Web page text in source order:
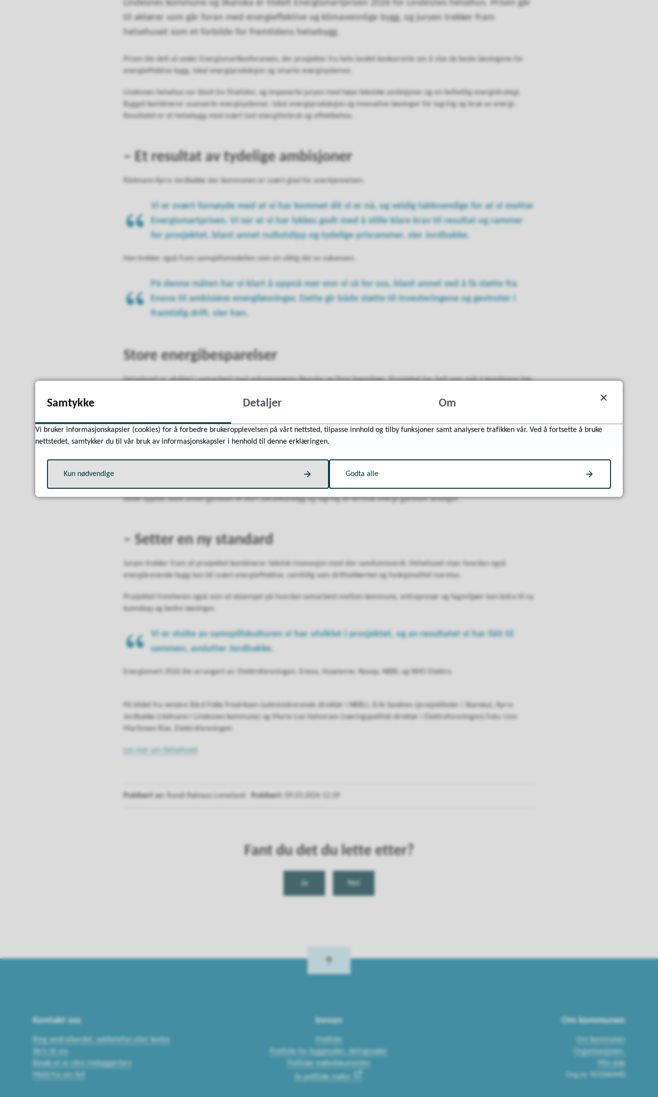
Lindesnes kommune og Skanska er tildelt Energismartprisen 2026 for Lindesnes helsehus. Prisen går
til aktører som går foran med energieffektive og klimavennlige bygg, og juryen trekker fram
helsehuset som et forbilde for fremtidens helsebygg.
Prisen ble delt ut under Energismartkonferansen, der prosjekter fra hele landet konkurrerte om å vise de beste løsningene for
energieffektive bygg, lokal energiproduksjon og smarte energisystemer.
Lindesnes helsehus var blant tre finalister, og imponerte juryen med høye tekniske ambisjoner og en helhetlig energistrategi.
Bygget kombinerer avanserte energisystemer, lokal energiproduksjon og innovative løsninger for lagring og bruk av energi.
Resultatet er et helsebygg med svært lavt energiforbruk og effektbehov.
– Et resultat av tydelige ambisjoner
Rådmann Kyrre Jordbakke sier kommunen er svært glad for anerkjennelsen.
Vi er svært fornøyde med at vi har kommet dit vi er nå, og veldig takknemlige for at vi mottar
Energismartprisen. Vi ser at vi har lykkes godt med å stille klare krav til resultat og rammer
for prosjektet, blant annet nullutslipp og tydelige prisrammer, sier Jordbakke.
Han trekker også fram samspillsmodellen som en viktig del av suksessen.
På denne måten har vi klart å oppnå mer enn vi så for oss, blant annet ved å få støtte fra
Enova til ambisiøse energiløsninger. Dette gir både støtte til investeringene og gevinster i
framtidig drift, sier han.
Store energibesparelser
Helsehuset er utviklet i samarbeid med entreprenøren Skanska og flere fagmiljøer. Prosjektet har hatt som mål å kombinere høy
Effektbehovet er redusert med rundt 90 prosentsammenlignet med et referansebygg
Dette oppnås blant annet gjennom et stort solcelleanlegg og lagring av termisk energi gjennom sesonger.
– Setter en ny standard
Juryen trekker fram at prosjektet kombinerer teknisk innovasjon med stor samfunnsverdi. Helsehuset viser hvordan også
energikrevende bygg kan bli svært energieffektive, samtidig som driftssikkerhet og funksjonalitet ivaretas.
Prosjektet fremheves også som et eksempel på hvordan samarbeid mellom kommune, entreprenør og fagmiljøer kan bidra til ny
kunnskap og bedre løsninger.
Vi er stolte av samspillskulturen vi har utviklet i prosjektet, og av resultatet vi har fått til
sammen, avslutter Jordbakke.
Energismart 2026 ble arrangert av: Elektroforeningen, Enova, Huseierne, Novap, NBBL og NHO Elektro.
På bildet fra venstre Bård Folke Fredriksen (administrerende direktør i NBBL), Erik Sandnes (prosjektleder i Skanska), Kyrre
Jordbakke (rådmann i Lindesnes kommune) og Marie Loe Halvorsen (næringspolitisk direktør i Elektroforeningen).Foto: Linn
Martinsen Kise, Elektroforeningen
Les mer om Helsehuset
Publisert av Randi Røinaas Lomeland Publisert 09.03.2026 12:39
Fant du det du lette etter?
Ja Nei
Kontakt oss
Ring sentralbordet, vakttelefon eller kontor
Skriv til oss
Besøk et av våre innbyggertorv
Meld fra om feil
Innsyn
Postliste
Postliste for byggesaker, delingssaker
Politiske møtedokumenter
Se politiske møter
Om kommunen
Om kommunen
Organisasjonen
Min side
Org.nr. 921060440
Samtykke Detaljer Om
Vi bruker informasjonskapsler (cookies) for å forbedre brukeropplevelsen på vårt nettsted, tilpasse innhold og tilby funksjoner samt analysere trafikken vår. Ved å fortsette å bruke
nettstedet, samtykker du til vår bruk av informasjonskapsler i henhold til denne erklæringen.
Kun nødvendige Godta alle